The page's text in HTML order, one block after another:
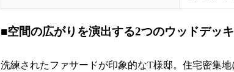
■空間の広がりを演出する2つのウッドデッキ
洗練されたファサードが印象的なT様邸。住宅密集地